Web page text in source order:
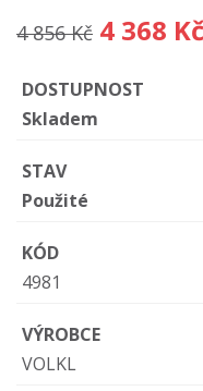
4 856 Kč 4 368 Kč
DOSTUPNOST
Skladem
STAV
Použité
KÓD
4981
VÝROBCE
VOLKL